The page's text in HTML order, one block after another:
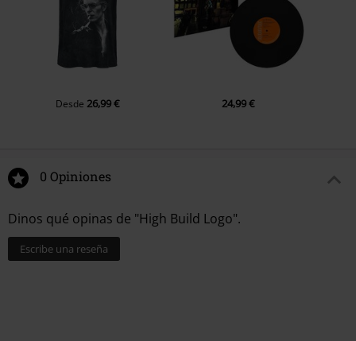
Desde 26,99 € 24,99 €
0 Opiniones
Dinos qué opinas de "High Build Logo".
Escribe una reseña